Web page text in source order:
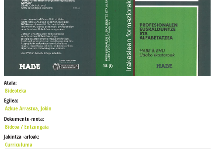
Atala:
Bideoteka
Egilea:
Azkue Arrastoa, Jokin
Dokumentu-mota:
Bideoa / Entzungaia
Jakintza -arloak:
Curriculuma